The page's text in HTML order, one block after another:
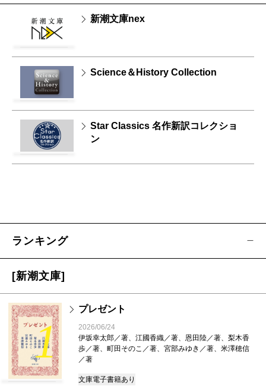
新潮文庫nex
Science＆History Collection
Star Classics 名作新訳コレクショ
ン
ランキング
[新潮文庫]
1
プレゼント
2026/06/24
伊坂幸太郎／著、江國香織／著、恩田陸／著、梨木香
歩／著、町田そのこ／著、宮部みゆき／著、米澤穂信
／著
文庫電子書籍あり